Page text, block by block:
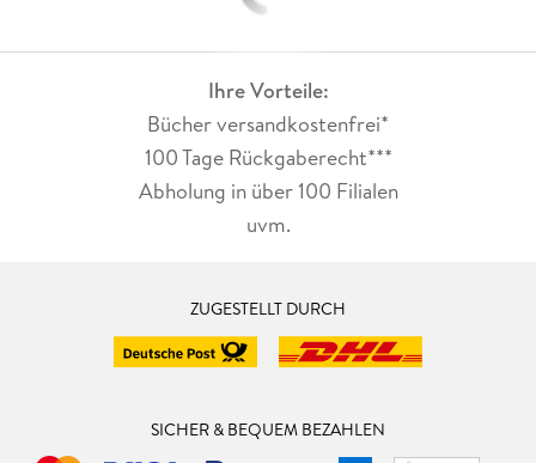
Ihre Vorteile:
Bücher versandkostenfrei*
100 Tage Rückgaberecht***
Abholung in über 100 Filialen
uvm.
ZUGESTELLT DURCH
SICHER & BEQUEM BEZAHLEN